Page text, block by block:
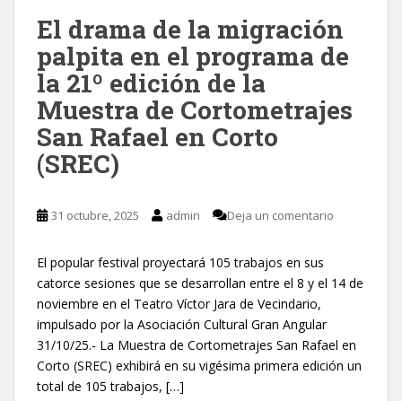
El drama de la migración
palpita en el programa de
la 21º edición de la
Muestra de Cortometrajes
San Rafael en Corto
(SREC)
31 octubre, 2025 admin Deja un comentario
El popular festival proyectará 105 trabajos en sus
catorce sesiones que se desarrollan entre el 8 y el 14 de
noviembre en el Teatro Víctor Jara de Vecindario,
impulsado por la Asociación Cultural Gran Angular
31/10/25.- La Muestra de Cortometrajes San Rafael en
Corto (SREC) exhibirá en su vigésima primera edición un
total de 105 trabajos, […]